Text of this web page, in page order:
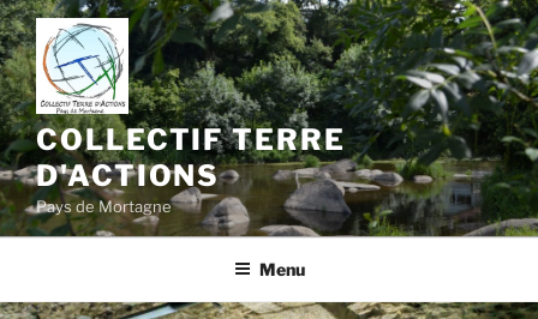
Aller
au
contenu
principal
COLLECTIF TERRE
D'ACTIONS
Pays de Mortagne
Menu